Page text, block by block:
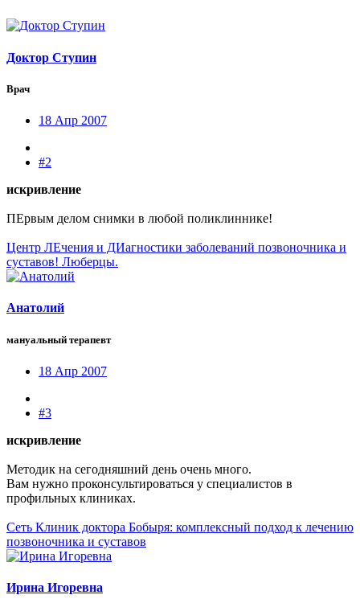
Доктор Ступин
Врач
18 Апр 2007
#2
искривление
ПЕрвым делом снимки в любой поликлиннике!
Центр ЛЕчения и ДИагностики заболеваний позвоночника и
суставов! Люберцы.
Анатолий
мануальный терапевт
18 Апр 2007
#3
искривление
Методик на сегодняшний день очень много.
Вам нужно проконсультироваться у специалистов в
профильных клиниках.
Сеть Клиник доктора Бобыря: комплексный подход к лечению
позвоночника и суставов
Ирина Игоревна